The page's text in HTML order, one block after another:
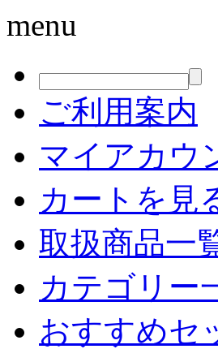
menu
ご利用案内
マイアカウ
カートを見
取扱商品一
カテゴリー
おすすめセ